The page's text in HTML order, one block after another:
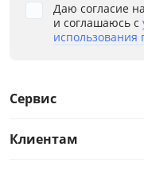
Даю согласие
и соглашаюсь с
Сервис
Клиентам